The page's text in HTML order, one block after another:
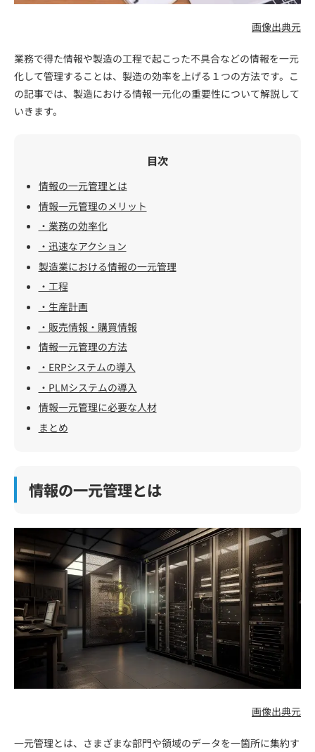
画像出典元
業務で得た情報や製造の工程で起こった不具合などの情報を一元
化して管理することは、製造の効率を上げる１つの方法です。こ
の記事では、製造における情報一元化の重要性について解説して
いきます。
目次
情報の一元管理とは
情報一元管理のメリット
・業務の効率化
・迅速なアクション
製造業における情報の一元管理
・工程
・生産計画
・販売情報・購買情報
情報一元管理の方法
・ERPシステムの導入
・PLMシステムの導入
情報一元管理に必要な人材
まとめ
情報の一元管理とは
画像出典元
一元管理とは、さまざまな部門や領域のデータを一箇所に集約す